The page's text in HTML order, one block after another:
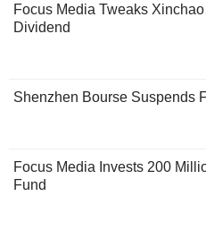
Focus Media Tweaks
Dividend
Shenzhen Bourse Suspends
Focus Media Invests 200
Fund